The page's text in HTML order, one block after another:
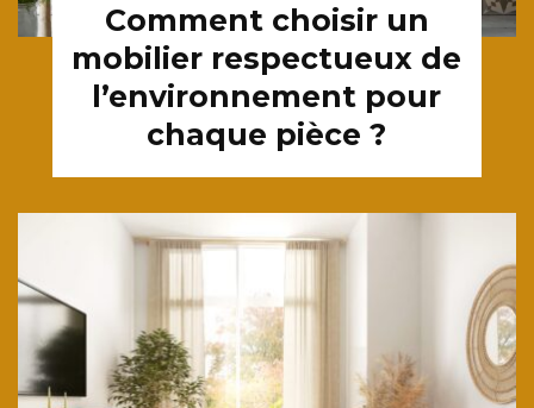
Comment choisir un
mobilier respectueux de
l’environnement pour
chaque pièce ?